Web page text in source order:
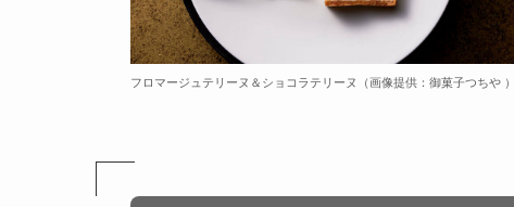
フロマージュテリーヌ＆ショコラテリーヌ（画像提供：御菓子つちや ）